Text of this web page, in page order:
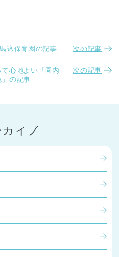
込保育園の記事 次の記事
て心地よい「園内
」の記事
次の記事
カイブ